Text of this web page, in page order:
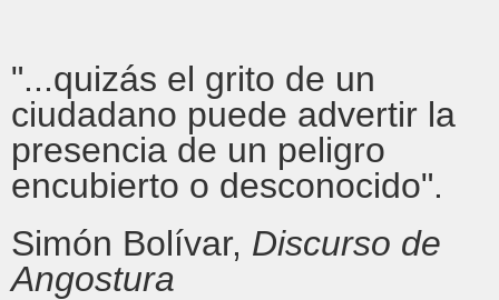
"...quizás el grito de un
ciudadano puede advertir la
presencia de un peligro
encubierto o desconocido".
Simón Bolívar, Discurso de
Angostura